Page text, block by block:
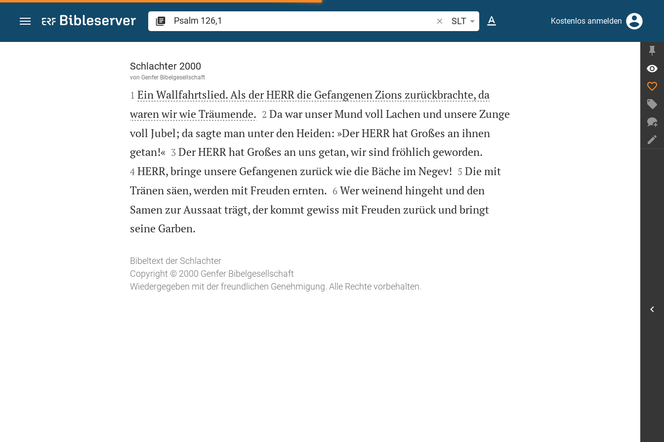
Zum Inhalt springen
Bibelstelle oder Begriff suchen
SLT Kostenlos anmelden
Psalm 126
Schlachter 2000
von Genfer Bibelgesellschaft

1 Ein Wallfahrtslied. Als der HERR die Gefangenen Zions zurückbrachte, da
waren wir wie Träumende.
2 Da war unser Mund voll Lachen und unsere Zunge
voll Jubel; da sagte man unter den Heiden: »Der HERR hat Großes an ihnen
getan!«
3 Der HERR hat Großes an uns getan, wir sind fröhlich geworden.
4 HERR, bringe unsere Gefangenen zurück wie die Bäche im Negev!
5 Die mit
Tränen säen, werden mit Freuden ernten.
6 Wer weinend hingeht und den
Samen zur Aussaat trägt, der kommt gewiss mit Freuden zurück und bringt
seine Garben.
Bibeltext der Schlachter
Copyright © 2000 Genfer Bibelgesellschaft
Wiedergegeben mit der freundlichen Genehmigung. Alle Rechte vorbehalten.